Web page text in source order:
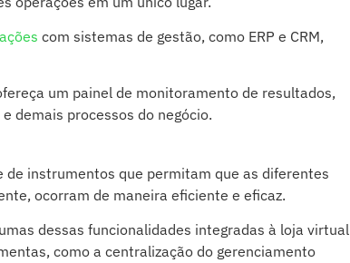
com sistemas de gestão, como ERP e CRM,
um painel de monitoramento de resultados,
demais processos do negócio.
de instrumentos que permitam que as diferentes
, ocorram de maneira eficiente e eficaz.
dessas funcionalidades integradas à loja virtual
como a centralização do gerenciamento